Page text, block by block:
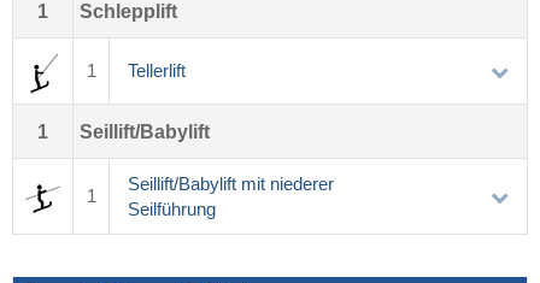
1 Schlepplift
1 Tellerlift
1 Seillift/Babylift
1
Seillift/Babylift mit niederer
Seilführung